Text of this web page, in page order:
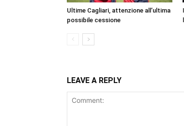
Ultime Cagliari, attenzione all’ultima
possibile cessione
LEAVE A REPLY